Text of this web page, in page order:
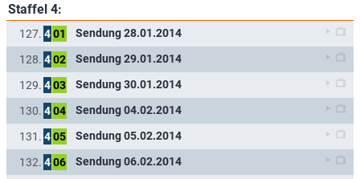
Staffel 4:
127. 401 Sendung 28.01.2014
128. 402 Sendung 29.01.2014
129. 403 Sendung 30.01.2014
130. 404 Sendung 04.02.2014
131. 405 Sendung 05.02.2014
132. 406 Sendung 06.02.2014